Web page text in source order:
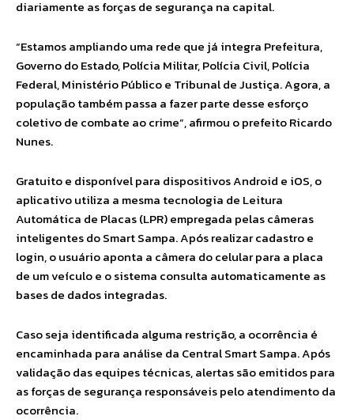
diariamente as forças de segurança na capital.
“Estamos ampliando uma rede que já integra Prefeitura,
Governo do Estado, Polícia Militar, Polícia Civil, Polícia
Federal, Ministério Público e Tribunal de Justiça. Agora, a
população também passa a fazer parte desse esforço
coletivo de combate ao crime”, afirmou o prefeito Ricardo
Nunes.
Gratuito e disponível para dispositivos Android e iOS, o
aplicativo utiliza a mesma tecnologia de Leitura
Automática de Placas (LPR) empregada pelas câmeras
inteligentes do Smart Sampa. Após realizar cadastro e
login, o usuário aponta a câmera do celular para a placa
de um veículo e o sistema consulta automaticamente as
bases de dados integradas.
Caso seja identificada alguma restrição, a ocorrência é
encaminhada para análise da Central Smart Sampa. Após
validação das equipes técnicas, alertas são emitidos para
as forças de segurança responsáveis pelo atendimento da
ocorrência.